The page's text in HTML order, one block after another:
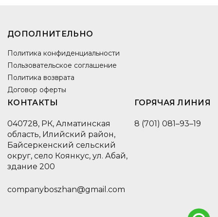
ДОПОЛНИТЕЛЬНО
Политика конфиденциальности
Пользовательское соглашение
Политика возврата
Договор оферты
КОНТАКТЫ
040728, РК, Алматинская
область, Илийский район,
Байсеркенский сельский
округ, село Коянкус, ул. Абай,
здание 200
companyboszhan@gmail.com
ГОРЯЧАЯ ЛИНИЯ
8 (701) 081–93–19